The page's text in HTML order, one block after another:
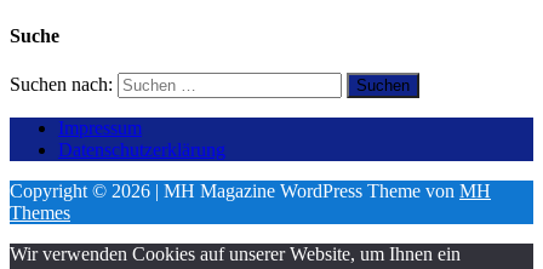
Suche
Suchen nach:
Impressum
Datenschutzerklärung
Copyright © 2026 | MH Magazine WordPress Theme von MH
Themes
Wir verwenden Cookies auf unserer Website, um Ihnen ein